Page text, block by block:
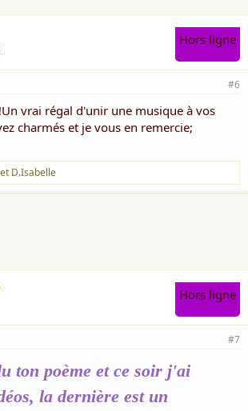
Hors ligne
#6
vrai régal d'unir une musique à vos
charmés et je vous en remercie;
D.Isabelle
Hors ligne
#7
ton poème et ce soir j'ai
la dernière est un